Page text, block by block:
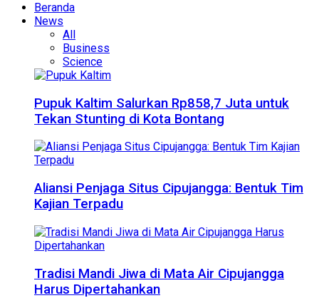
Beranda
News
All
Business
Science
Pupuk Kaltim Salurkan Rp858,7 Juta untuk
Tekan Stunting di Kota Bontang
Aliansi Penjaga Situs Cipujangga: Bentuk Tim
Kajian Terpadu
Tradisi Mandi Jiwa di Mata Air Cipujangga
Harus Dipertahankan